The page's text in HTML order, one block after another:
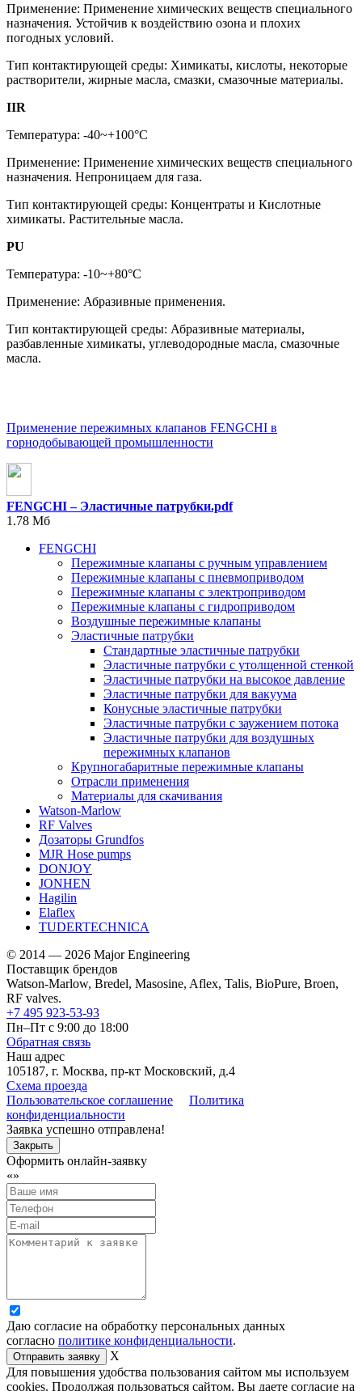
Применение: Применение химических веществ специального
назначения. Устойчив к воздействию озона и плохих
погодных условий.
Тип контактирующей среды: Химикаты, кислоты, некоторые
растворители, жирные масла, смазки, смазочные материалы.
IIR
Температура: -40~+100°C
Применение: Применение химических веществ специального
назначения. Непроницаем для газа.
Тип контактирующей среды: Концентраты и Кислотные
химикаты. Растительные масла.
PU
Температура: -10~+80°C
Применение: Абразивные применения.
Тип контактирующей среды: Абразивные материалы,
разбавленные химикаты, углеводородные масла, смазочные
масла.
Применение пережимных клапанов FENGCHI в
горнодобывающей промышленности
FENGCHI – Эластичные патрубки.pdf
1.78 Мб
FENGCHI
Пережимные клапаны с ручным управлением
Пережимные клапаны с пневмоприводом
Пережимные клапаны с электроприводом
Пережимные клапаны с гидроприводом
Воздушные пережимные клапаны
Эластичные патрубки
Стандартные эластичные патрубки
Эластичные патрубки с утолщенной стенкой
Эластичные патрубки на высокое давление
Эластичные патрубки для вакуума
Конусные эластичные патрубки
Эластичные патрубки с заужением потока
Эластичные патрубки для воздушных
пережимных клапанов
Крупногабаритные пережимные клапаны
Отрасли применения
Материалы для скачивания
Watson-Marlow
RF Valves
Дозаторы Grundfos
MJR Hose pumps
DONJOY
JONHEN
Hagilin
Elaflex
TUDERTECHNICA
© 2014 — 2026 Major Engineering
Поставщик брендов
Watson-Marlow, Bredel, Masosine, Aflex, Talis, BioPure, Broen,
RF valves.
+7 495 923-53-93
Пн–Пт с 9:00 до 18:00
Обратная связь
Наш адрес
105187, г. Москва, пр-кт Московский, д.4
Схема проезда
Пользовательское соглашение
Политика
конфиденциальности
Заявка успешно отправлена!
Закрыть
Оформить онлайн-заявку
«»
Даю согласие на обработку персональных данных
согласно политике конфиденциальности.
X
Для повышения удобства пользования сайтом мы используем
cookies. Продолжая пользоваться сайтом, Вы даете согласие на